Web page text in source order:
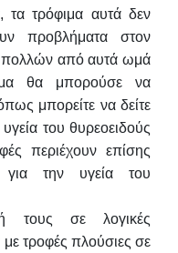
τα τρόφιμα αυτά δεν
προβλήματα στον
από αυτά ωμά
θα μπορούσε να
μπορείτε να δείτε
του θυρεοειδούς
περιέχουν επίσης
για την υγεία του
τους σε λογικές
τροφές πλούσιες σε